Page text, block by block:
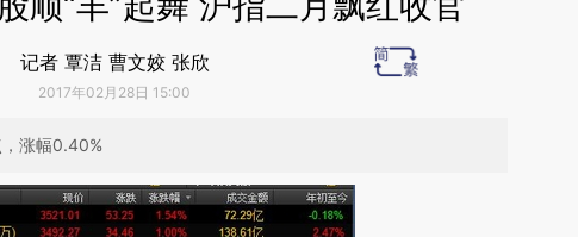
记者 覃洁 曹文姣 张欣
2017年02月28日 15:00
涨幅0.40%